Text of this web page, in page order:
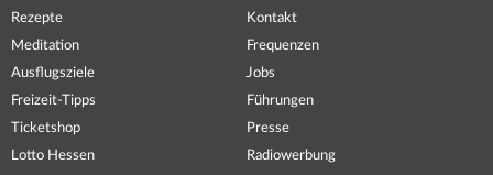
Rezepte
Meditation
Ausflugsziele
Freizeit-Tipps
Ticketshop
Lotto Hessen
Kontakt
Frequenzen
Jobs
Führungen
Presse
Radiowerbung